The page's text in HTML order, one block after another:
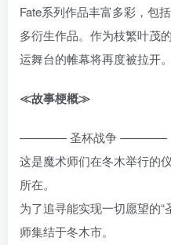
Fate系列作品丰富多彩，包
多衍生作品。作为枝繁叶茂
运舞台的帷幕将再度被拉开。
≪故事梗概≫
———— 圣杯战争 ————
这是魔术师们在冬木举行的
所在。
为了追寻能实现一切愿望的“
师集结于冬木市。